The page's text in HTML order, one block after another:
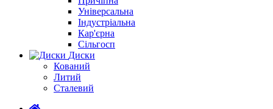
Універсальна
Індустріальна
Кар'єрна
Сільгосп
Диски
Кований
Литий
Сталевий